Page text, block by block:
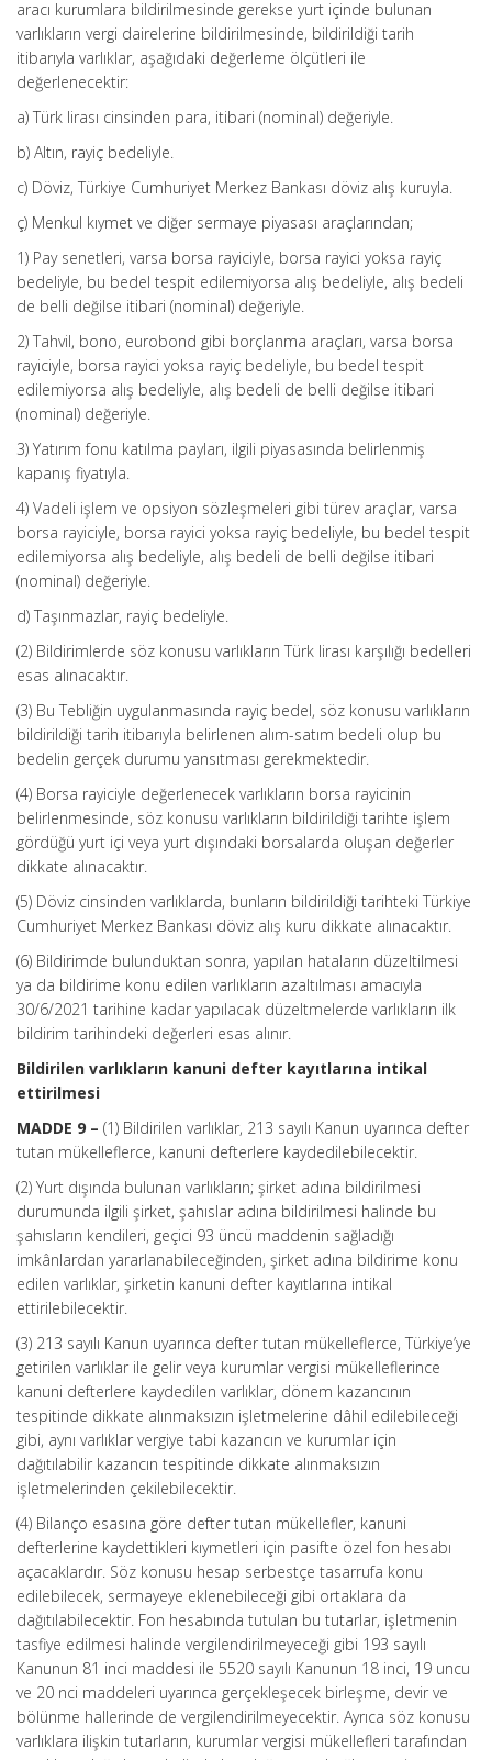
aracı kurumlara bildirilmesinde gerekse yurt içinde bulunan
varlıkların vergi dairelerine bildirilmesinde, bildirildiği tarih
itibarıyla varlıklar, aşağıdaki değerleme ölçütleri ile
değerlenecektir:
a) Türk lirası cinsinden para, itibari (nominal) değeriyle.
b) Altın, rayiç bedeliyle.
c) Döviz, Türkiye Cumhuriyet Merkez Bankası döviz alış kuruyla.
ç) Menkul kıymet ve diğer sermaye piyasası araçlarından;
1) Pay senetleri, varsa borsa rayiciyle, borsa rayici yoksa rayiç
bedeliyle, bu bedel tespit edilemiyorsa alış bedeliyle, alış bedeli
de belli değilse itibari (nominal) değeriyle.
2) Tahvil, bono, eurobond gibi borçlanma araçları, varsa borsa
rayiciyle, borsa rayici yoksa rayiç bedeliyle, bu bedel tespit
edilemiyorsa alış bedeliyle, alış bedeli de belli değilse itibari
(nominal) değeriyle.
3) Yatırım fonu katılma payları, ilgili piyasasında belirlenmiş
kapanış fiyatıyla.
4) Vadeli işlem ve opsiyon sözleşmeleri gibi türev araçlar, varsa
borsa rayiciyle, borsa rayici yoksa rayiç bedeliyle, bu bedel tespit
edilemiyorsa alış bedeliyle, alış bedeli de belli değilse itibari
(nominal) değeriyle.
d) Taşınmazlar, rayiç bedeliyle.
(2) Bildirimlerde söz konusu varlıkların Türk lirası karşılığı bedelleri
esas alınacaktır.
(3) Bu Tebliğin uygulanmasında rayiç bedel, söz konusu varlıkların
bildirildiği tarih itibarıyla belirlenen alım-satım bedeli olup bu
bedelin gerçek durumu yansıtması gerekmektedir.
(4) Borsa rayiciyle değerlenecek varlıkların borsa rayicinin
belirlenmesinde, söz konusu varlıkların bildirildiği tarihte işlem
gördüğü yurt içi veya yurt dışındaki borsalarda oluşan değerler
dikkate alınacaktır.
(5) Döviz cinsinden varlıklarda, bunların bildirildiği tarihteki Türkiye
Cumhuriyet Merkez Bankası döviz alış kuru dikkate alınacaktır.
(6) Bildirimde bulunduktan sonra, yapılan hataların düzeltilmesi
ya da bildirime konu edilen varlıkların azaltılması amacıyla
30/6/2021 tarihine kadar yapılacak düzeltmelerde varlıkların ilk
bildirim tarihindeki değerleri esas alınır.
Bildirilen varlıkların kanuni defter kayıtlarına intikal
ettirilmesi
MADDE 9 – (1) Bildirilen varlıklar, 213 sayılı Kanun uyarınca defter
tutan mükelleflerce, kanuni defterlere kaydedilebilecektir.
(2) Yurt dışında bulunan varlıkların; şirket adına bildirilmesi
durumunda ilgili şirket, şahıslar adına bildirilmesi halinde bu
şahısların kendileri, geçici 93 üncü maddenin sağladığı
imkânlardan yararlanabileceğinden, şirket adına bildirime konu
edilen varlıklar, şirketin kanuni defter kayıtlarına intikal
ettirilebilecektir.
(3) 213 sayılı Kanun uyarınca defter tutan mükelleflerce, Türkiye’ye
getirilen varlıklar ile gelir veya kurumlar vergisi mükelleflerince
kanuni defterlere kaydedilen varlıklar, dönem kazancının
tespitinde dikkate alınmaksızın işletmelerine dâhil edilebileceği
gibi, aynı varlıklar vergiye tabi kazancın ve kurumlar için
dağıtılabilir kazancın tespitinde dikkate alınmaksızın
işletmelerinden çekilebilecektir.
(4) Bilanço esasına göre defter tutan mükellefler, kanuni
defterlerine kaydettikleri kıymetleri için pasifte özel fon hesabı
açacaklardır. Söz konusu hesap serbestçe tasarrufa konu
edilebilecek, sermayeye eklenebileceği gibi ortaklara da
dağıtılabilecektir. Fon hesabında tutulan bu tutarlar, işletmenin
tasfiye edilmesi halinde vergilendirilmeyeceği gibi 193 sayılı
Kanunun 81 inci maddesi ile 5520 sayılı Kanunun 18 inci, 19 uncu
ve 20 nci maddeleri uyarınca gerçekleşecek birleşme, devir ve
bölünme hallerinde de vergilendirilmeyecektir. Ayrıca söz konusu
varlıklara ilişkin tutarların, kurumlar vergisi mükellefleri tarafından